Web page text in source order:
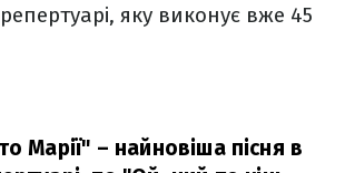
яку виконує вже 45
Марії" – найновіша пісня в